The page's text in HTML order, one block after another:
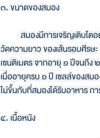
๓. ขนาดของสมอง
สมองมีการเจริญเติบโตอย่า
วัดความยาว ของเส้นรอบศีรษ
เซนติเมตร จากอายุ ๑ ปีจนถึง
เมื่ออายุครบ ๑ ปี เซลล์ของส
ไม่ขึ้นกับที่สมองได้รับอาหาร ก
๔. เนื้อหนัง